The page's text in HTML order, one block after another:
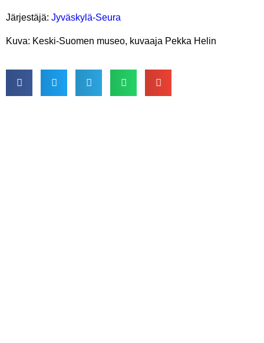
Järjestäjä: Jyväskylä-Seura
Kuva: Keski-Suomen museo, kuvaaja Pekka Helin